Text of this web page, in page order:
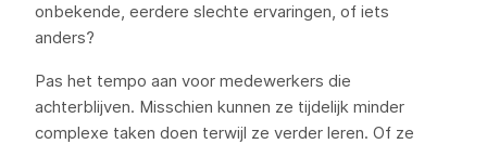
onbekende, eerdere slechte ervaringen, of iets
anders?
Pas het tempo aan voor medewerkers die
achterblijven. Misschien kunnen ze tijdelijk minder
complexe taken doen terwijl ze verder leren. Of ze